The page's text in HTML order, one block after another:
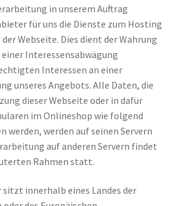
in unserem Auftrag
für uns die Dienste zum Hosting
Webseite. Dies dient der Wahrung
Interessensabwägung
Interessen an einer
unseres Angebots. Alle Daten, die
dieser Webseite oder in dafür
im Onlineshop wie folgend
werden, werden auf seinen Servern
auf anderen Servern findet
Rahmen statt.
innerhalb eines Landes der